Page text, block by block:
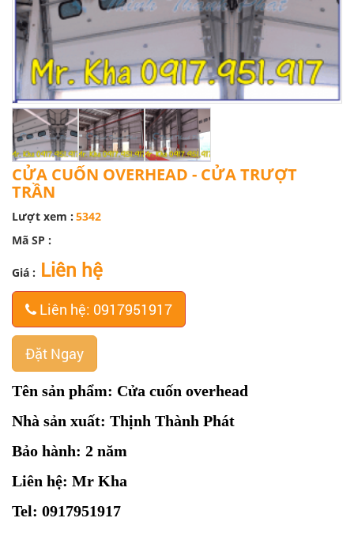
CỬA CUỐN OVERHEAD - CỬA TRƯỢT
TRẦN
Lượt xem : 5342
Mã SP :
Giá : Liên hệ
Liên hệ: 0917951917
Đặt Ngay
Tên sản phẩm: Cửa cuốn overhead
Nhà sản xuất: Thịnh Thành Phát
Bảo hành: 2 năm
Liên hệ: Mr Kha
Tel: 0917951917